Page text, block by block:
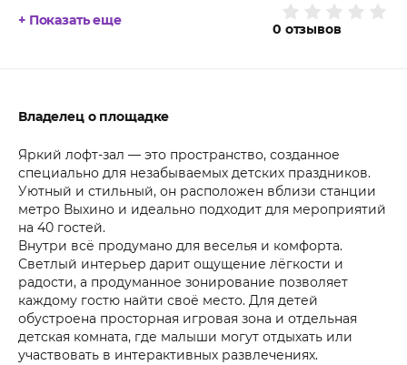
0 отзывов
+ Показать еще
Владелец о площадке
Яркий лофт-зал — это пространство, созданное
специально для незабываемых детских праздников.
Уютный и стильный, он расположен вблизи станции
метро Выхино и идеально подходит для мероприятий
на 40 гостей.
Внутри всё продумано для веселья и комфорта.
Светлый интерьер дарит ощущение лёгкости и
радости, а продуманное зонирование позволяет
каждому гостю найти своё место. Для детей
обустроена просторная игровая зона и отдельная
детская комната, где малыши могут отдыхать или
участвовать в интерактивных развлечениях.